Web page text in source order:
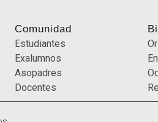
Comunidad
Estudiantes
Exalumnos
Asopadres
Docentes